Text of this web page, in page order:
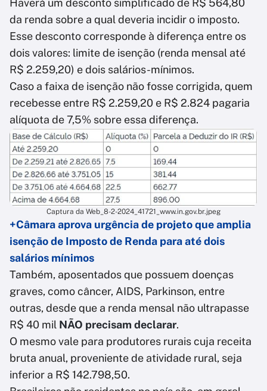
Haverá um desconto simplificado de R$ 564,80
da renda sobre a qual deveria incidir o imposto.
Esse desconto corresponde à diferença entre os
dois valores: limite de isenção (renda mensal até
R$ 2.259,20) e dois salários-mínimos.
Caso a faixa de isenção não fosse corrigida, quem
recebesse entre R$ 2.259,20 e R$ 2.824 pagaria
alíquota de 7,5% sobre essa diferença.
Captura da Web_8-2-2024_41721_www.in.gov.br.jpeg
+Câmara aprova urgência de projeto que amplia
isenção de Imposto de Renda para até dois
salários mínimos
Também, aposentados que possuem doenças
graves, como câncer, AIDS, Parkinson, entre
outras, desde que a renda mensal não ultrapasse
R$ 40 mil NÃO precisam declarar.
O mesmo vale para produtores rurais cuja receita
bruta anual, proveniente de atividade rural, seja
inferior a R$ 142.798,50.